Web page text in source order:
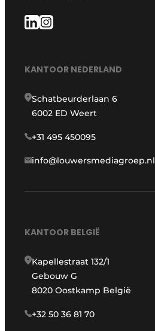
KANTOOR NEDERLAND
Schatbeurderlaan 6
6002 ED Weert
+31 495 450095
info@louwersmediagroep.nl
KANTOOR BELGIË
Kapellestraat 132/1
Gebouw G
8020 Oostkamp België
+32 50 36 81 70